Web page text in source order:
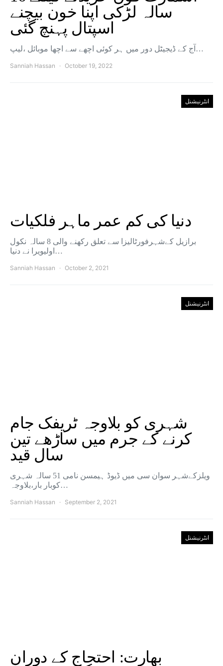
سالہ لڑکی اپنا خون بیچنے
اسپتال پہنچ گئی
آج کے ڈیجیٹل دور میں ہر کوئی اچھے سے اچھا موبائل ،لیپ…
Sanniah Hassan October 19, 2022
انٹرنیشنل
دنیا کی کم عمر ماہر فلکیات
برازیل کےشہرفورٹالیزا سے تعلق رکھنے والی 8 سالہ نکول
اولیویرا نے دنیا…
Sanniah Hassan October 2, 2021
انٹرنیشنل
شہری کو بلاوجہ ٹریفک جام
کرنے کے جرم میں ساڑھے تین
سال قید
ویلزکےشہر سوان سی میں ڈیوڈ ہیمسن نامی 51 سالہ شہری
کوبار بار،بلاوجہ…
Sanniah Hassan September 2, 2021
انٹرنیشنل
بھارت: احتجاج کے دوران